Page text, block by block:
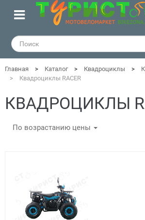
Главная Каталог Квадроциклы
Квадроциклы RACER
КВАДРОЦИКЛЫ
По возрастанию цены